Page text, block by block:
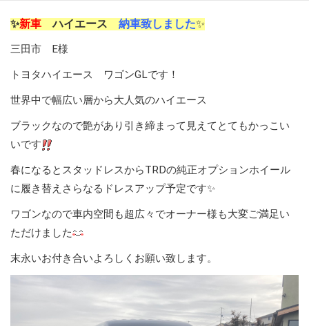
✨新車 ハイエース 納車致しました✨
三田市 E様
トヨタハイエース ワゴンGLです！
世界中で幅広い層から大人気のハイエース
ブラックなので艶があり引き締まって見えてとてもかっこい
いです
春になるとスタッドレスからTRDの純正オプションホイール
に履き替えさらなるドレスアップ予定です✨
ワゴンなので車内空間も超広々でオーナー様も大変ご満足い
ただけました
末永いお付き合いよろしくお願い致します。